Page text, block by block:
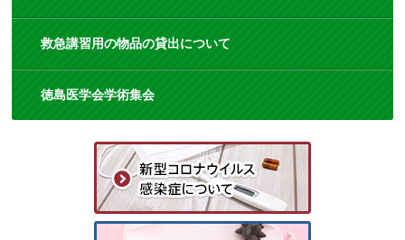
救急講習用の物品の貸出について
徳島医学会学術集会